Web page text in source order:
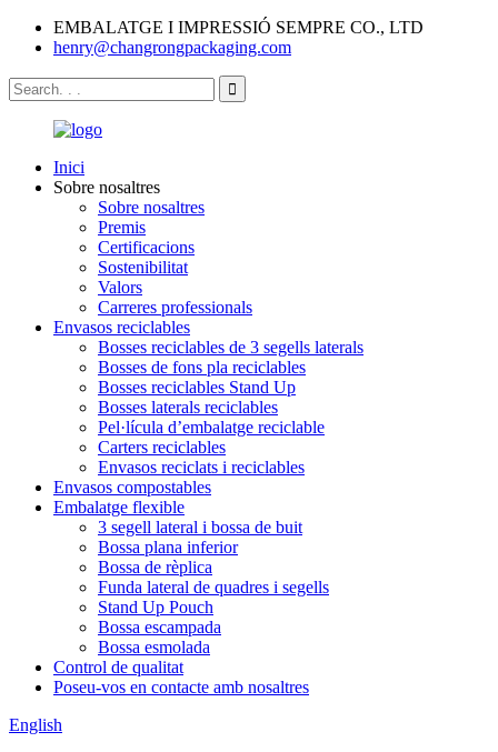
EMBALATGE I IMPRESSIÓ SEMPRE CO., LTD
henry@changrongpackaging.com
Inici
Sobre nosaltres
Sobre nosaltres
Premis
Certificacions
Sostenibilitat
Valors
Carreres professionals
Envasos reciclables
Bosses reciclables de 3 segells laterals
Bosses de fons pla reciclables
Bosses reciclables Stand Up
Bosses laterals reciclables
Pel·lícula d’embalatge reciclable
Carters reciclables
Envasos reciclats i reciclables
Envasos compostables
Embalatge flexible
3 segell lateral i bossa de buit
Bossa plana inferior
Bossa de rèplica
Funda lateral de quadres i segells
Stand Up Pouch
Bossa escampada
Bossa esmolada
Control de qualitat
Poseu-vos en contacte amb nosaltres
English